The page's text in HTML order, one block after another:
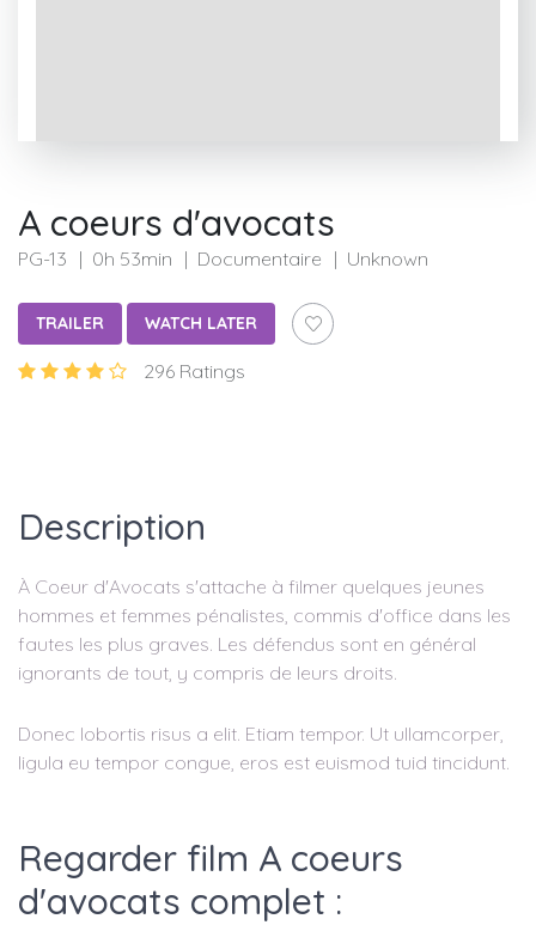
A coeurs d'avocats
PG-13 0h 53min Documentaire Unknown
TRAILER WATCH LATER
296 Ratings
Description
À Coeur d'Avocats s'attache à filmer quelques jeunes
hommes et femmes pénalistes, commis d'office dans les
fautes les plus graves. Les défendus sont en général
ignorants de tout, y compris de leurs droits.
Donec lobortis risus a elit. Etiam tempor. Ut ullamcorper,
ligula eu tempor congue, eros est euismod tuid tincidunt.
Regarder film A coeurs
d'avocats complet :